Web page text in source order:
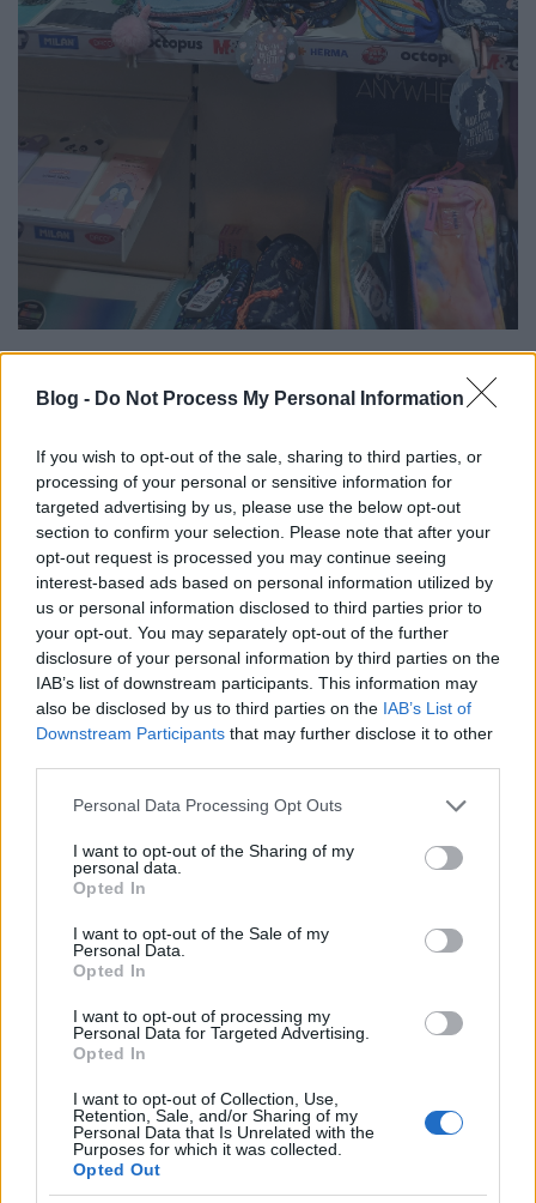
Blog - Do Not Process My Personal Information
If you wish to opt-out of the sale, sharing to third parties, or
processing of your personal or sensitive information for
targeted advertising by us, please use the below opt-out
section to confirm your selection. Please note that after your
opt-out request is processed you may continue seeing
interest-based ads based on personal information utilized by
us or personal information disclosed to third parties prior to
your opt-out. You may separately opt-out of the further
disclosure of your personal information by third parties on the
IAB’s list of downstream participants. This information may
also be disclosed by us to third parties on the IAB’s List of
Downstream Participants that may further disclose it to other
Please note that this website/app uses one or more Google
not limited to your visit or usage behaviour. You may click to
grant or deny consent to Google and its third-party tags to
use your data for below specified purposes in below Google
consent section.
Personal Data Processing Opt Outs
I want to opt-out of the Sharing of my
personal data.
Opted In
I want to opt-out of the Sale of my
Personal Data.
Opted In
I want to opt-out of processing my
Personal Data for Targeted Advertising.
Opted In
I want to opt-out of Collection, Use,
Retention, Sale, and/or Sharing of my
Personal Data that Is Unrelated with the
Purposes for which it was collected.
Opted Out